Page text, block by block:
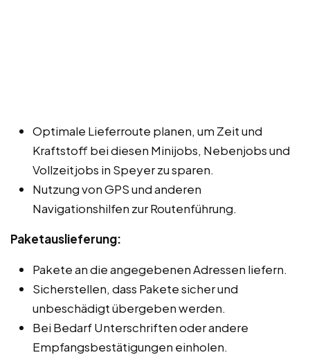
Optimale Lieferroute planen, um Zeit und
Kraftstoff bei diesen Minijobs, Nebenjobs und
Vollzeitjobs in Speyer zu sparen.
Nutzung von GPS und anderen
Navigationshilfen zur Routenführung.
Paketauslieferung:
Pakete an die angegebenen Adressen liefern.
Sicherstellen, dass Pakete sicher und
unbeschädigt übergeben werden.
Bei Bedarf Unterschriften oder andere
Empfangsbestätigungen einholen.